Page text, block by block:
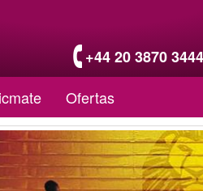
+44 20 3870 3444
Ofertas